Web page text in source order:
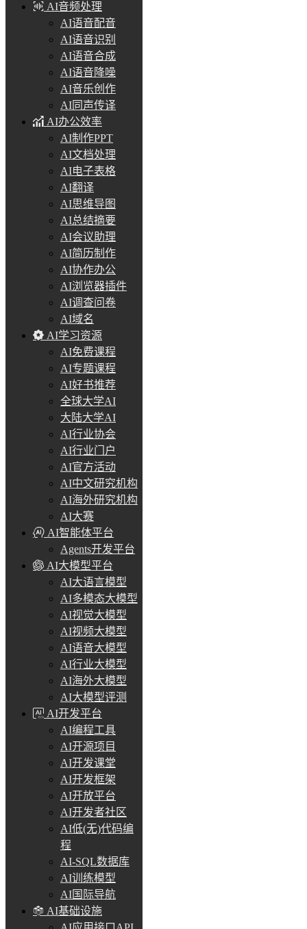
AI音频处理
AI语音配音
AI语音识别
AI语音合成
AI语音降噪
AI音乐创作
AI同声传译
AI办公效率
AI制作PPT
AI文档处理
AI电子表格
AI翻译
AI思维导图
AI总结摘要
AI会议助理
AI简历制作
AI协作办公
AI浏览器插件
AI调查问卷
AI域名
AI学习资源
AI免费课程
AI专题课程
AI好书推荐
全球大学AI
大陆大学AI
AI行业协会
AI行业门户
AI官方活动
AI中文研究机构
AI海外研究机构
AI大赛
AI智能体平台
Agents开发平台
AI大模型平台
AI大语言模型
AI多模态大模型
AI视觉大模型
AI视频大模型
AI语音大模型
AI行业大模型
AI海外大模型
AI大模型评测
AI开发平台
AI编程工具
AI开源项目
AI开发课堂
AI开发框架
AI开放平台
AI开发者社区
AI低(无)代码编
程
AI-SQL数据库
AI训练模型
AI国际导航
AI基础设施